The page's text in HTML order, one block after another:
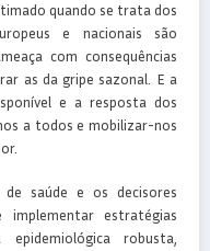
quando se trata dos
e nacionais são
com consequências
as da gripe sazonal. E a
e a resposta dos
a todos e mobilizar-nos
saúde e os decisores
implementar estratégias
epidemiológica robusta,